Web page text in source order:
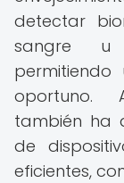
detectar
sangre u
oportuno.
también ha
de
eficientes,